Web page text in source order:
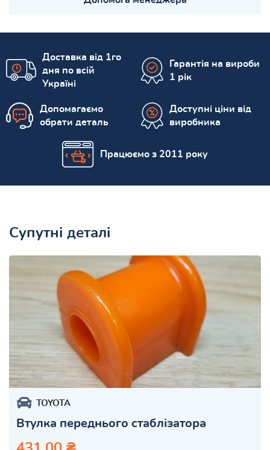
Доставка від 1го
дня по всій
Україні
Гарантія на вироби
1 рік
Допомагаємо
обрати деталь
Доступні ціни від
виробника
Працюємо з 2011 року
Супутні деталі
TOYOTA
Втулка переднього стаблізатора